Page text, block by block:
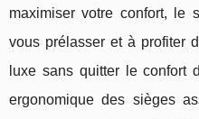
maximiser votre confort, le
vous prélasser et à profiter
luxe sans quitter le confort
ergonomique des sièges